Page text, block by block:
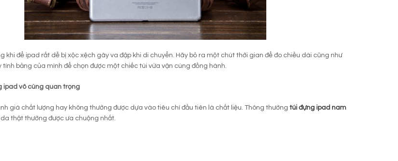
khi để ipad rất dễ bị xộc xệch gây va đập khi di chuyển. Hãy bỏ ra một chút thời gian để đo chiều dài cũng như
bảng của mình để chọn được một chiếc túi vừa vặn cùng đồng hành.
ipad vô cùng quan trọng
giá chất lượng hay không thường được dựa vào tiêu chí đầu tiên là chất liệu. Thông thường túi đựng ipad nam
thật thường được ưa chuộng nhất.